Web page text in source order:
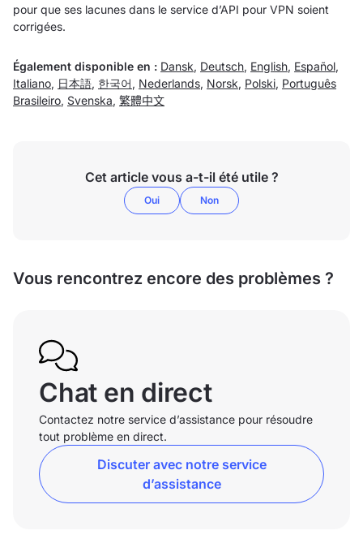
pour que ses lacunes dans le service d’API pour VPN soient
corrigées.
Également disponible en : Dansk, Deutsch, English, Español,
Italiano, 日本語, 한국어 , Nederlands, Norsk, Polski, Português
Brasileiro, Svenska, 繁體中文
Cet article vous a-t-il été utile ?
Oui Non
Vous rencontrez encore des problèmes ?
Chat en direct
Contactez notre service d’assistance pour résoudre
tout problème en direct.
Discuter avec notre service
d’assistance